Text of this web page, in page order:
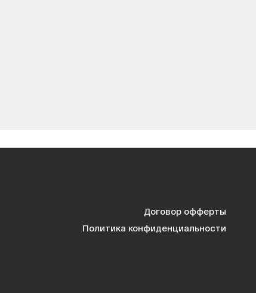
Договор офферты
Политика конфиденциальности